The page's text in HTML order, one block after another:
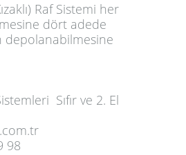
Raf Sistemi her
dört adede
depolanabilmesine
Sıfır ve 2. El
98